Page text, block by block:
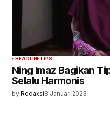
HEADLINETIPS
Ning Imaz Bagikan
Selalu Harmonis
by Redaksi8 Januari 2023